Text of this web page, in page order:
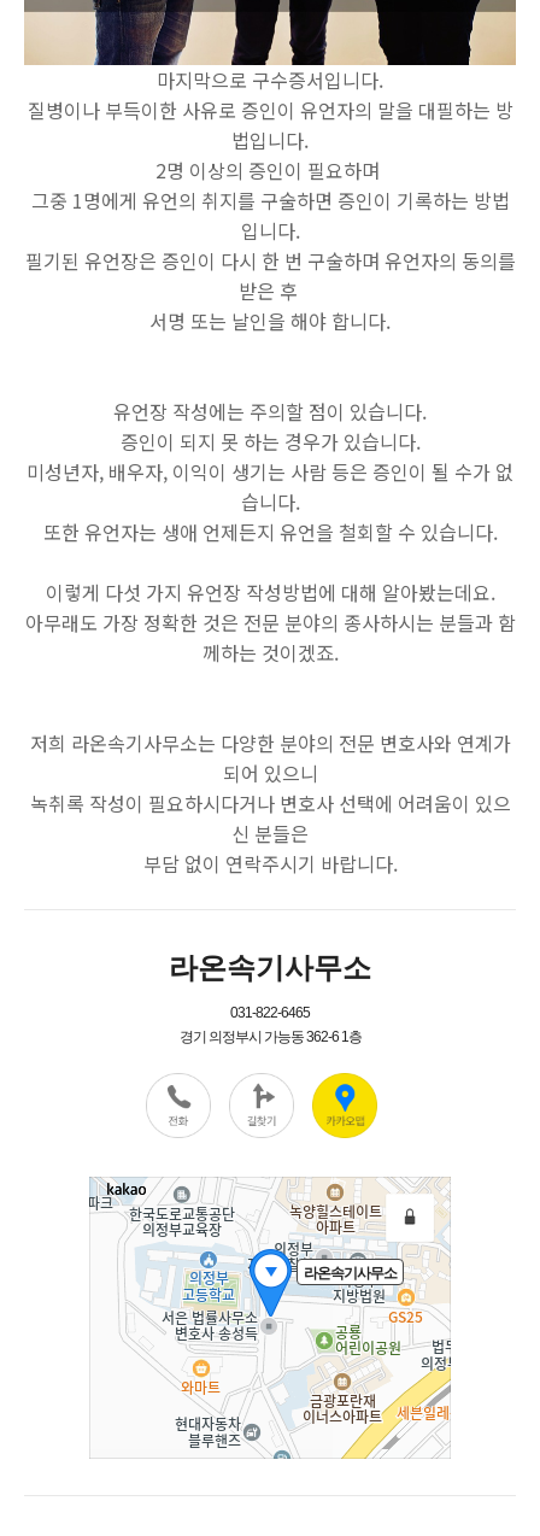
마지막으로 구수증서입니다.
질병이나 부득이한 사유로 증인이 유언자의 말을 대필하는 방
법입니다.
2명 이상의 증인이 필요하며
그중 1명에게 유언의 취지를 구술하면 증인이 기록하는 방법
입니다.
필기된 유언장은 증인이 다시 한 번 구술하며 유언자의 동의를
받은 후
서명 또는 날인을 해야 합니다.
유언장 작성에는 주의할 점이 있습니다.
증인이 되지 못 하는 경우가 있습니다.
미성년자, 배우자, 이익이 생기는 사람 등은 증인이 될 수가 없
습니다.
또한 유언자는 생애 언제든지 유언을 철회할 수 있습니다.
이렇게 다섯 가지 유언장 작성방법에 대해 알아봤는데요.
아무래도 가장 정확한 것은 전문 분야의 종사하시는 분들과 함
께하는 것이겠죠.
저희 라온속기사무소는 다양한 분야의 전문 변호사와 연계가
되어 있으니
녹취록 작성이 필요하시다거나 변호사 선택에 어려움이 있으
신 분들은
부담 없이 연락주시기 바랍니다.